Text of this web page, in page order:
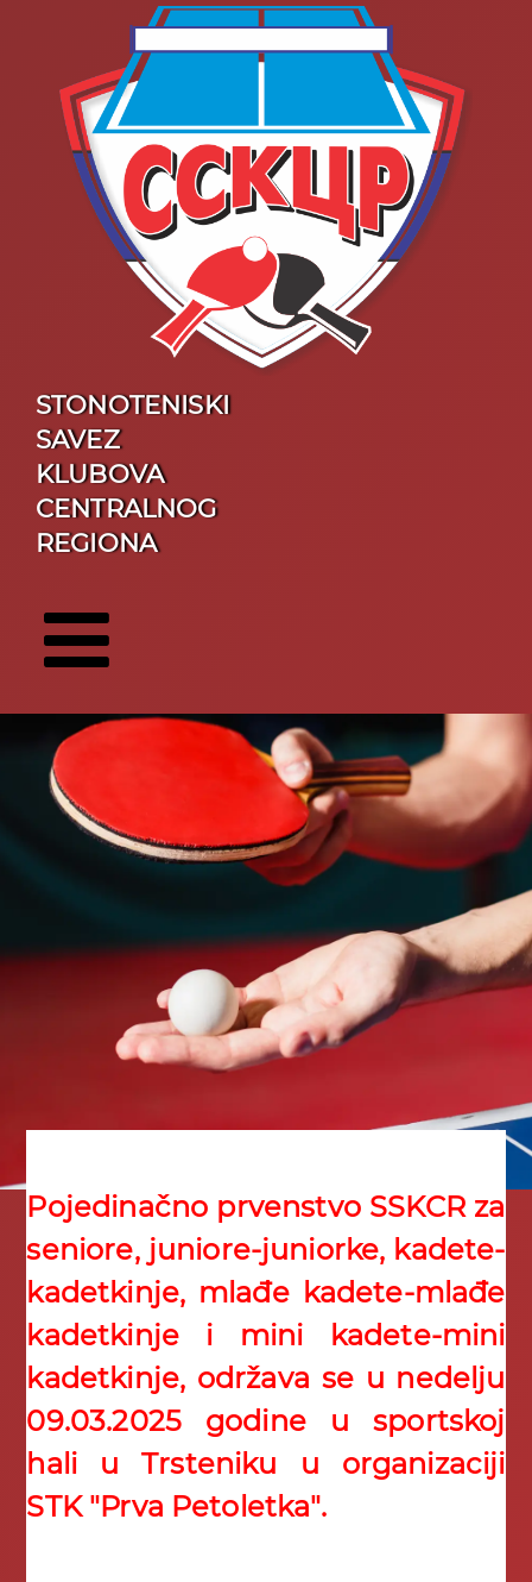
STONOTENISKI
SAVEZ
KLUBOVA
CENTRALNOG
REGIONA
Pojedinačno prvenstvo SSKCR za
seniore, juniore-juniorke, kadete-
kadetkinje, mlađe kadete-mlađe
kadetkinje i mini kadete-mini
kadetkinje, održava se u nedelju
09.03.2025 godine u sportskoj
hali u Trsteniku u organizaciji
STK "Prva Petoletka".